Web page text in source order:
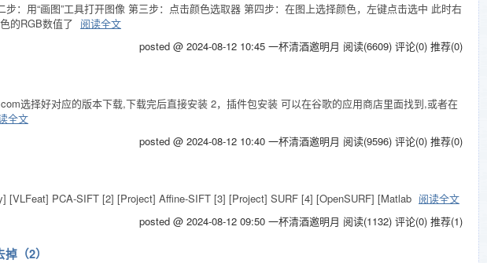
：用“画图”工具打开图像 第三步：点击颜色选取器 第四步：在图上选择颜色，左键点击选中 此时右
的RGB数值了 阅读全文
posted @ 2024-08-12 10:45 一杯清酒邀明月 阅读(6609) 评论(0) 推荐(0)
选择好对应的版本下载,下载完后直接安装 2，插件包安装 可以在谷歌的应用商店里面找到,或者在
全文
posted @ 2024-08-12 10:40 一杯清酒邀明月 阅读(9596) 评论(0) 推荐(0)
PCA-SIFT [2] [Project] Affine-SIFT [3] [Project] SURF [4] [OpenSURF] [Matlab 阅读全文
posted @ 2024-08-12 09:50 一杯清酒邀明月 阅读(1132) 评论(0) 推荐(1)
（2）